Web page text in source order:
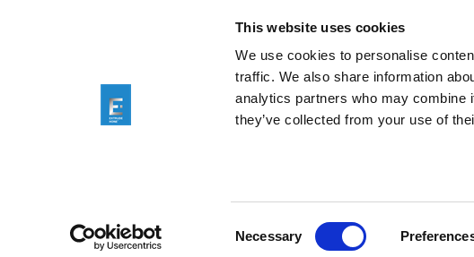
This website uses cookies
We use cookies to personalise
traffic. We also share information
analytics partners who may combine
they’ve collected from your use of
Necessary
一般条款和条件
We are using cookies to give
You can find out more about